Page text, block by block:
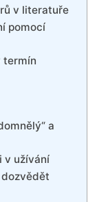
v literatuře
pomocí
termín
a
v užívání
dozvědět